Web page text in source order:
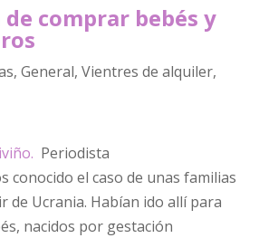
comprar bebés y
,General,Vientres de alquiler,
Periodista
conocido el caso de unas familias
de Ucrania. Habían ido allí para
nacidos por gestación